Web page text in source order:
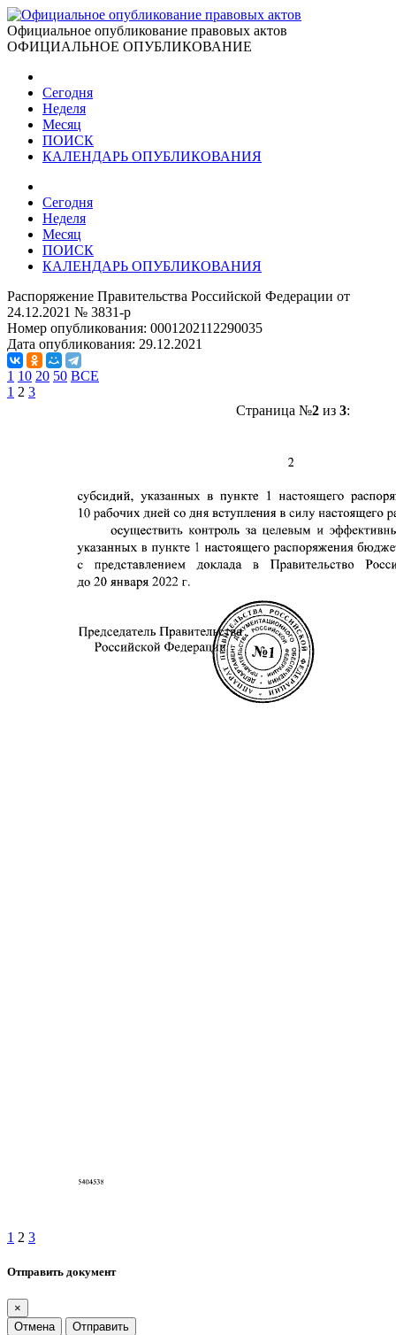
Официальное опубликование правовых актов
ОФИЦИАЛЬНОЕ ОПУБЛИКОВАНИЕ
Сегодня
Неделя
Месяц
ПОИСК
КАЛЕНДАРЬ ОПУБЛИКОВАНИЯ
Сегодня
Неделя
Месяц
ПОИСК
КАЛЕНДАРЬ ОПУБЛИКОВАНИЯ
Распоряжение Правительства Российской Федерации от
24.12.2021 № 3831-р
Номер опубликования: 0001202112290035
Дата опубликования: 29.12.2021
1 10 20 50 ВСЕ
1 2 3
Страница №2из 3:
1 2 3
Отправить документ
×
Отмена
Отправить